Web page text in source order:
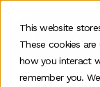
This website
These cookies
how you interact
remember you.